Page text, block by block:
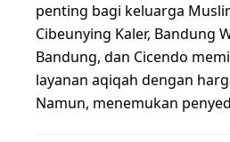
penting bagi keluarga
Cibeunying Kaler, Bandung
Bandung, dan Cicendo
layanan aqiqah dengan
Namun, menemukan